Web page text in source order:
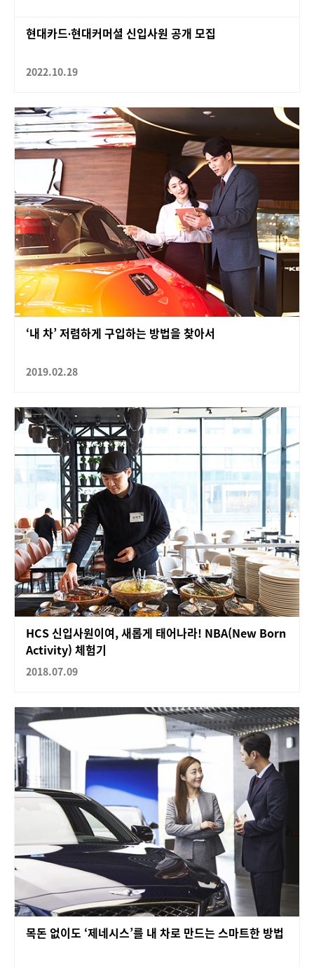
현대카드∙현대커머셜 신입사원 공개 모집
2022.10.19
‘내 차’ 저렴하게 구입하는 방법을 찾아서
2019.02.28
HCS 신입사원이여, 새롭게 태어나라! NBA(New Born
Activity) 체험기
2018.07.09
목돈 없이도 ‘제네시스’를 내 차로 만드는 스마트한 방법